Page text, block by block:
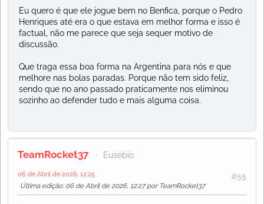
Eu quero é que ele jogue bem no Benfica, porque o Pedro
Henriques até era o que estava em melhor forma e isso é
factual, não me parece que seja sequer motivo de
discussão.
Que traga essa boa forma na Argentina para nós e que
melhore nas bolas paradas. Porque não tem sido feliz,
sendo que no ano passado praticamente nos eliminou
sozinho ao defender tudo e mais alguma coisa.
TeamRocket37 Eusébio
#55
06 de Abril de 2026, 12:25
Última edição: 06 de Abril de 2026, 12:27 por TeamRocket37